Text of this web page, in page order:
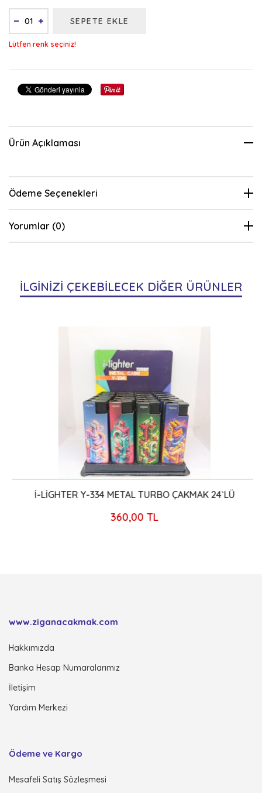
SEPETE EKLE
Lütfen renk seçiniz!
Ürün Açıklaması
Ödeme Seçenekleri
Yorumlar (0)
İLGİNİZİ ÇEKEBİLECEK DİĞER ÜRÜNLER
İ-LİGHTER Y-334 METAL TURBO ÇAKMAK 24`LÜ
360,00 TL
www.ziganacakmak.com
Hakkımızda
Banka Hesap Numaralarımız
İletişim
Yardım Merkezi
Ödeme ve Kargo
Mesafeli Satış Sözleşmesi